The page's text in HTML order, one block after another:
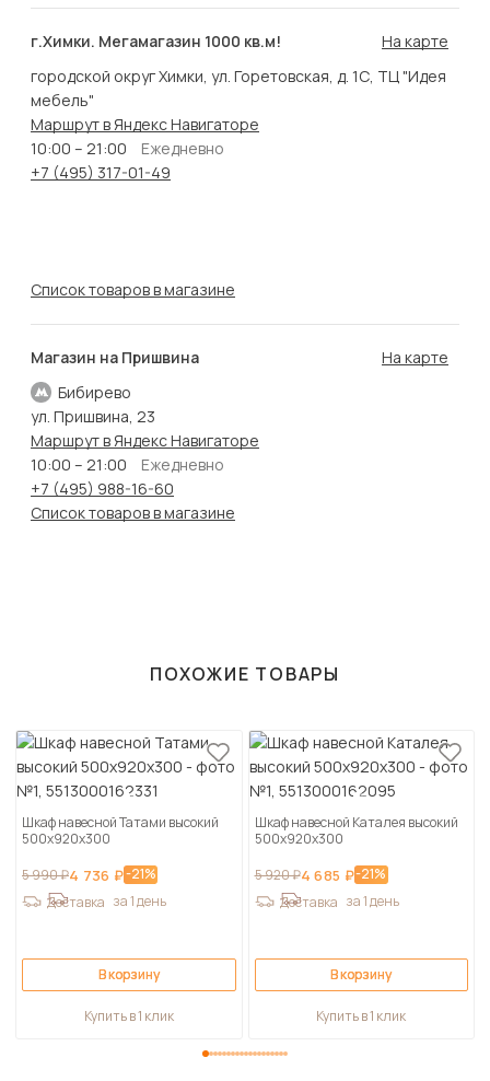
г.Химки. Мегамагазин 1000 кв.м!
На карте
городской округ Химки, ул. Горетовская, д. 1С, ТЦ "Идея
мебель"
Маршрут в Яндекс Навигаторе
10:00 – 21:00
Ежедневно
+7 (495) 317-01-49
Список товаров в магазине
Магазин на Пришвина
Бибирево
На карте
ул. Пришвина, 23
Маршрут в Яндекс Навигаторе
10:00 – 21:00
Ежедневно
+7 (495) 988-16-60
Список товаров в магазине
ПОХОЖИЕ ТОВАРЫ
Шкаф навесной Татами высокий
500х920х300
5 990 ₽4 736 ₽-21%
Доставка за 1 день
В корзину
Купить в 1 клик
Шкаф навесной Каталея высокий
500х920х300
5 920 ₽4 685 ₽-21%
Доставка за 1 день
В корзину
Купить в 1 клик